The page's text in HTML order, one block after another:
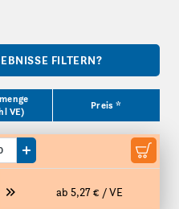
FILTERN?
VE)
Preis *
ab 5,27 € / VE
eine VE reduzieren
Menge um eine VE erhöhen